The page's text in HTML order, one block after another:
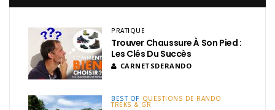
PRATIQUE
Trouver Chaussure À Son Pied :
Les Clés Du Succès
CARNETSDERANDO
BEST OF QUESTIONS DE RANDO
TREKS & GR